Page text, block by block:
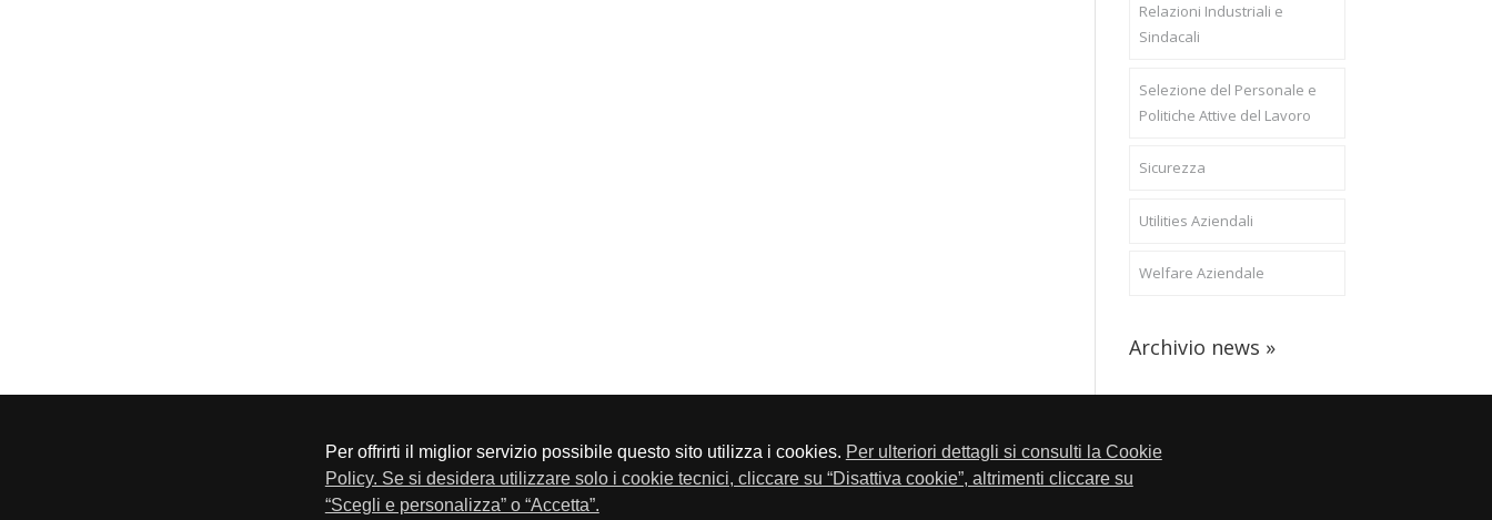
Per offrirti il miglior servizio possibile questo sito utilizza i cookies. Per ulteriori dettagli si consulti la Cookie
Policy. Se si desidera utilizzare solo i cookie tecnici, cliccare su “Disattiva cookie”, altrimenti cliccare su
“Scegli e personalizza” o “Accetta”.
Relazioni Industriali e
Sindacali
Selezione del Personale e
Politiche Attive del Lavoro
Sicurezza
Utilities Aziendali
Welfare Aziendale
Archivio news »
Via F.Lippi, 30 25134 Brescia P.Iva 01548020179 - Telefono 030-23076 - Fax 030-2304108